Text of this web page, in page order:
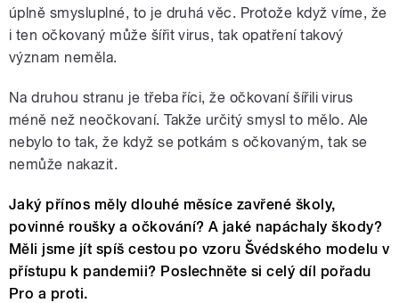
úplně smysluplné, to je druhá věc. Protože když víme, že
i ten očkovaný může šířit virus, tak opatření takový
význam neměla.
Na druhou stranu je třeba říci, že očkovaní šířili virus
méně než neočkovaní. Takže určitý smysl to mělo. Ale
nebylo to tak, že když se potkám s očkovaným, tak se
nemůže nakazit.
Jaký přínos měly dlouhé měsíce zavřené školy,
povinné roušky a očkování? A jaké napáchaly škody?
Měli jsme jít spíš cestou po vzoru Švédského modelu v
přístupu k pandemii? Poslechněte si celý díl pořadu
Pro a proti.